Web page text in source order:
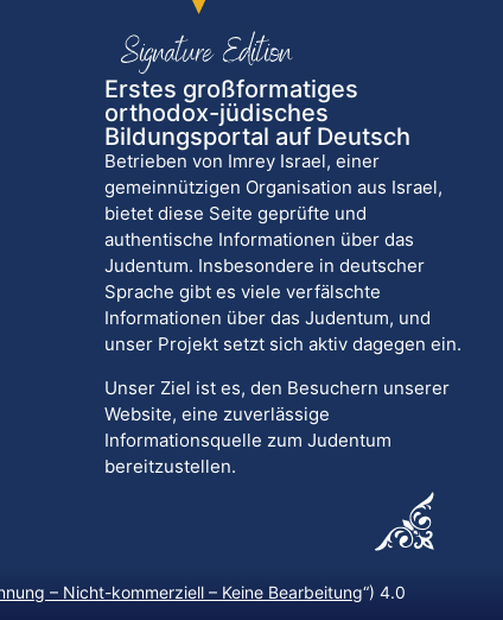
Erstes großformatiges
orthodox-jüdisches
Bildungsportal auf Deutsch
Betrieben von Imrey Israel, einer
gemeinnützigen Organisation aus Israel,
bietet diese Seite geprüfte und
authentische Informationen über das
Judentum. Insbesondere in deutscher
Sprache gibt es viele verfälschte
Informationen über das Judentum, und
unser Projekt setzt sich aktiv dagegen ein.
Unser Ziel ist es, den Besuchern unserer
Website, eine zuverlässige
Informationsquelle zum Judentum
bereitzustellen.
– Nicht-kommerziell – Keine Bearbeitung“) 4.0